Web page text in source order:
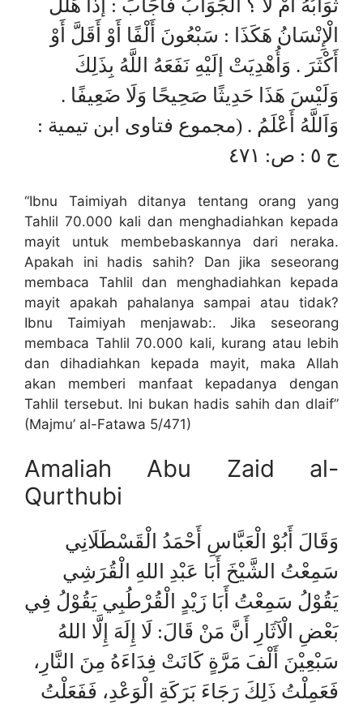
ثَوَابُهُ أَمْ لَا ؟ الْجَوَابُ فَأَجَابَ : إذَا هَلَّلَ
الْإِنْسَانُ هَكَذَا : سَبْعُونَ أَلْفًا أَوْ أَقَلَّ أَوْ
أَكْثَرَ . وَأُهْدِيَتْ إلَيْهِ نَفَعَهُ اللَّهُ بِذَلِكَ
وَلَيْسَ هَذَا حَدِيثًا صَحِيحًا وَلَا ضَعِيفًا .
وَاَللَّهُ أَعْلَمُ . (مجموع فتاوى ابن تيمية :
ج ٥ : ص: ٤٧١
“Ibnu Taimiyah ditanya tentang orang yang
Tahlil 70.000 kali dan menghadiahkan kepada
mayit untuk membebaskannya dari neraka.
Apakah ini hadis sahih? Dan jika seseorang
membaca Tahlil dan menghadiahkan kepada
mayit apakah pahalanya sampai atau tidak?
Ibnu Taimiyah menjawab:. Jika seseorang
membaca Tahlil 70.000 kali, kurang atau lebih
dan dihadiahkan kepada mayit, maka Allah
akan memberi manfaat kepadanya dengan
Tahlil tersebut. Ini bukan hadis sahih dan dlaif”
(Majmu’ al-Fatawa 5/471)
Amaliah Abu Zaid al-
Qurthubi
وَقَالَ أَبُوْ الْعَبَّاسِ أَحْمَدُ الْقَسْطَلَانِي
سَمِعْتُ الشَّيْخَ أَبَا عَبْدِ اللهِ الْقُرَشِي
يَقُوْلُ سَمِعْتُ أَبَا زَيْدٍ الْقُرْطُبِي يَقُوْلُ فِي
بَعْضِ الْآثَارِ أَنَّ مَنْ قَالَ: لَا إِلَهَ إِلَّا اللهُ
سَبْعِيْنَ أَلْفَ مَرَّةٍ كَانَتْ فِدَاءَهُ مِنَ النَّارِ،
فَعَمِلْتُ ذَلِكَ رَجَاءَ بَرَكَةِ الْوَعْدِ، فَفَعَلْتُ